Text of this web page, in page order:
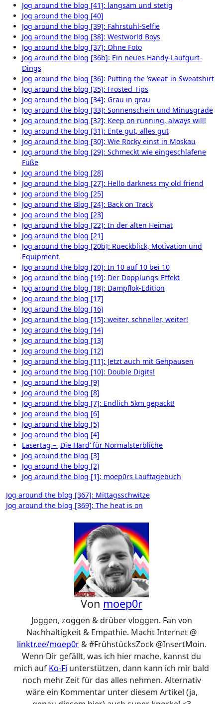
Jog around the blog [41]: langsam und stetig
Jog around the blog [40]
Jog around the blog [39]: Fahrstuhl-Selfie
Jog around the blog [38]: Westworld Boys
Jog around the blog [37]: Ohne Foto
Jog around the blog [36b]: Ein neues Handy-Laufgurt-
Dings
Jog around the blog [36]: Putting the ’sweat‘ in Sweatshirt
Jog around the blog [35]: Frosted Tips
Jog around the blog [34]: Grau in grau
Jog around the blog [33]: Sonnenschein und Minusgrade
Jog around the blog [32]: Keep on running, always will!
Jog around the blog [31]: Ente gut, alles gut
Jog around the blog [30]: Wie Rocky einst in Moskau
Jog around the blog [29]: Schmeckt wie eingeschlafene
Füße
Jog around the blog [28]
Jog around the blog [27]: Hello darkness my old friend
Jog around the blog [25]
Jog around the Blog [24]: Back on Track
Jog around the blog [23]
Jog around the blog [22]: In der alten Heimat
Jog around the blog [21]
Jog around the blog [20b]: Rueckblick, Motivation und
Equipment
Jog around the blog [20]: In 10 auf 10 bei 10
Jog around the blog [19]: Der Dopplungs-Effekt
Jog around the blog [18]: Dampflok-Edition
Jog around the blog [17]
Jog around the blog [16]
Jog around the blog [15]: weiter, schneller, weiter!
Jog around the blog [14]
Jog around the blog [13]
Jog around the blog [12]
Jog around the blog [11]: Jetzt auch mit Gehpausen
Jog around the blog [10]: Double Digits!
Jog around the blog [9]
Jog around the blog [8]
Jog around the blog [7]: Endlich 5km gepackt!
Jog around the blog [6]
Jog around the blog [5]
Jog around the blog [4]
Lasertag – ‚Die Hard‘ für Normalsterbliche
Jog around the blog [3]
Jog around the blog [2]
Jog around the blog [1]: moep0rs Lauftagebuch
Beitragsnavigation
Jog around the blog [367]: Mittagsschwitze
Jog around the blog [369]: The heat is on
Von moep0r
Joggen, zoggen & drüber vloggen. Fan von
Nachhaltigkeit & Empathie. Macht Internet @
linktr.ee/moep0r& #FrühstücksZock @InsertMoin.
Wenn Dir gefällt, was ich hier mache, kannst du
mich auf Ko-Fi unterstützen, dann kann ich mir bald
noch mehr Zeit für das alles nehmen. Alternativ
wäre ein Kommentar unter diesem Artikel (ja,